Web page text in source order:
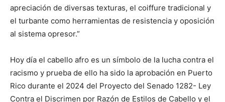
apreciación de diversas texturas, el coiffure tradicional y
el turbante como herramientas de resistencia y oposición
al sistema opresor.”
Hoy día el cabello afro es un símbolo de la lucha contra el
racismo y prueba de ello ha sido la aprobación en Puerto
Rico durante el 2024 del Proyecto del Senado 1282- Ley
Contra el Discrimen por Razón de Estilos de Cabello y el